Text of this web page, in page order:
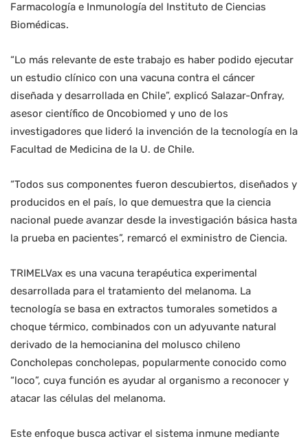
Farmacología e Inmunología del Instituto de Ciencias
Biomédicas.
“Lo más relevante de este trabajo es haber podido ejecutar
un estudio clínico con una vacuna contra el cáncer
diseñada y desarrollada en Chile”, explicó Salazar-Onfray,
asesor científico de Oncobiomed y uno de los
investigadores que lideró la invención de la tecnología en la
Facultad de Medicina de la U. de Chile.
“Todos sus componentes fueron descubiertos, diseñados y
producidos en el país, lo que demuestra que la ciencia
nacional puede avanzar desde la investigación básica hasta
la prueba en pacientes”, remarcó el exministro de Ciencia.
TRIMELVax es una vacuna terapéutica experimental
desarrollada para el tratamiento del melanoma. La
tecnología se basa en extractos tumorales sometidos a
choque térmico, combinados con un adyuvante natural
derivado de la hemocianina del molusco chileno
Concholepas concholepas, popularmente conocido como
“loco”, cuya función es ayudar al organismo a reconocer y
atacar las células del melanoma.
Este enfoque busca activar el sistema inmune mediante